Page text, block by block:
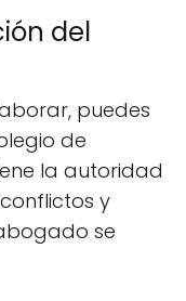
del
puedes
de
la autoridad
y
se